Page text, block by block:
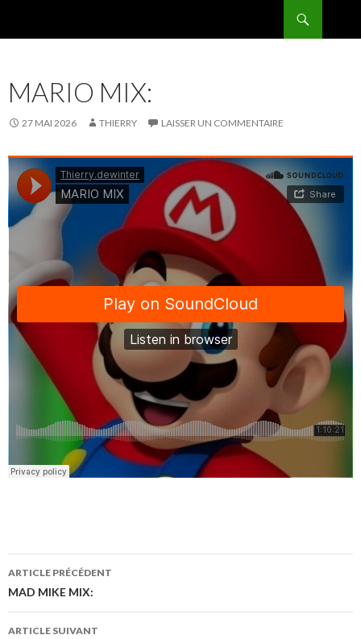
MARIO MIX:
27 MAI 2026 THIERRY LAISSER UN COMMENTAIRE
Navigation
des
ARTICLE PRÉCÉDENT
MAD MIKE MIX:
ARTICLE SUIVANT